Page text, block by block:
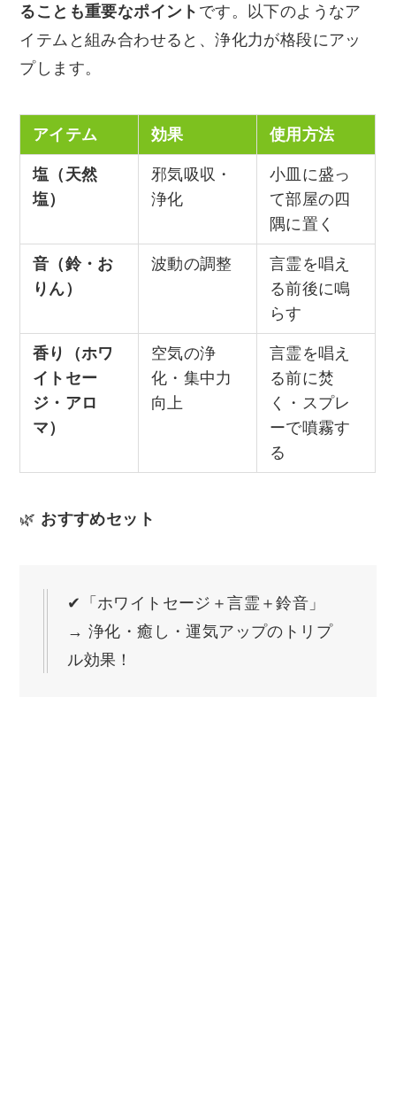
ることも重要なポイント です。以下のようなア
イテムと組み合わせると、浄化力が格段にアッ
プします。
アイテム 効果 使用方法
塩（天然
塩）
邪気吸収・
浄化
小皿に盛っ
て部屋の四
隅に置く
音（鈴・お
りん）
波動の調整
言霊を唱え
る前後に鳴
らす
香り（ホワ
イトセー
ジ・アロ
マ）
空気の浄
化・集中力
向上
言霊を唱え
る前に焚
く・スプレ
ーで噴霧す
る
🌿 おすすめセット
✔「ホワイトセージ＋言霊＋鈴音」
→ 浄化・癒し・運気アップのトリプ
ル効果！